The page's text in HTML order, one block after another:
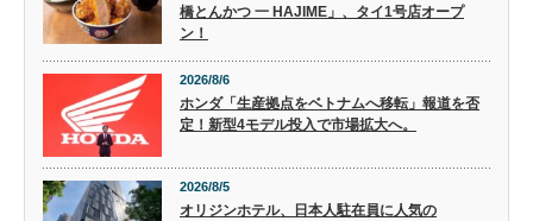
橋とんかつ 一 HAJIME」、タイ1号店オープ
ン！
2026/8/6
ホンダ「生産拠点をベトナムへ移転」報道を否
定！新型4モデル投入で市場拡大へ。
2026/8/5
オリジンホテル、日本人駐在員に人気の